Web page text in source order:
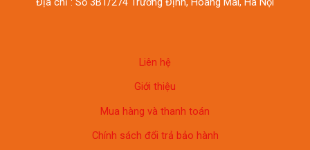
Liên hệ
Giới thiệu
Mua hàng và thanh toán
Chính sách đổi trả bảo hành